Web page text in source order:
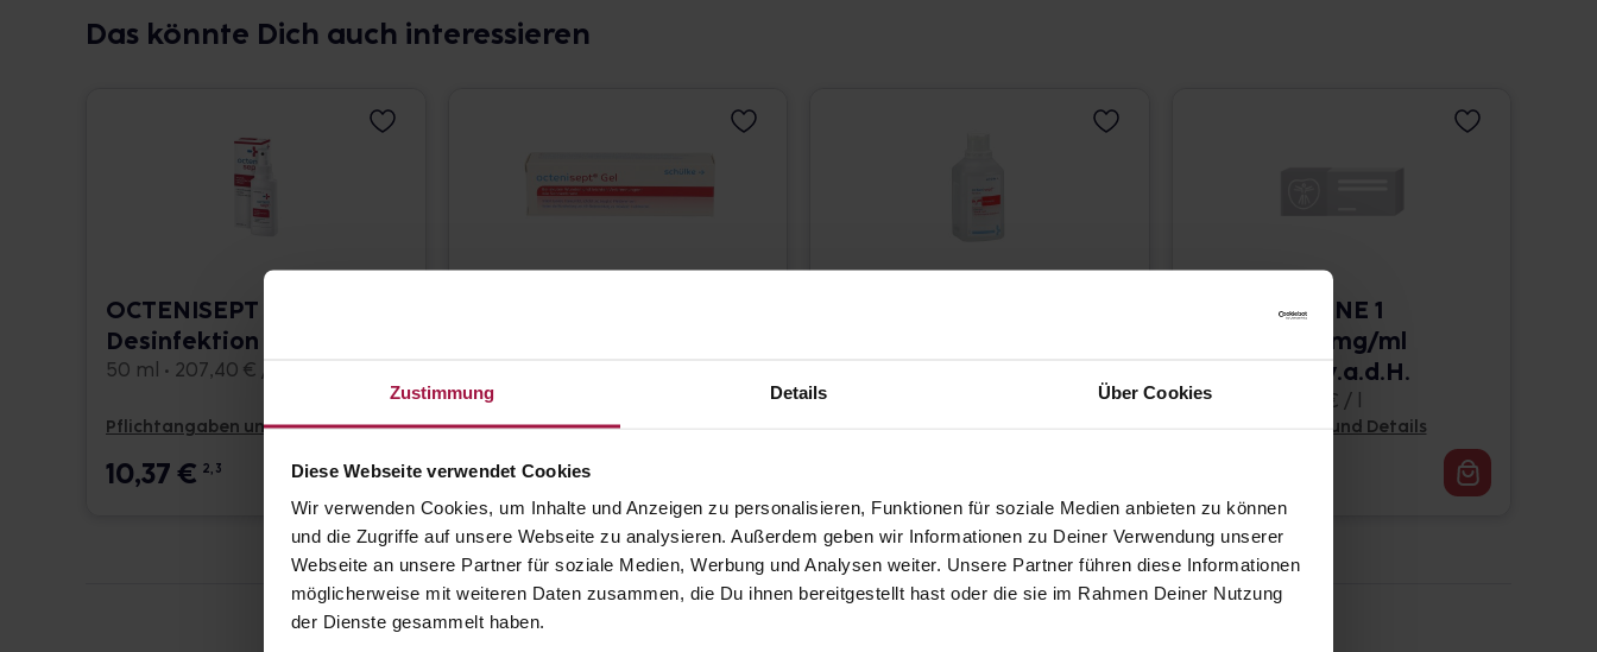
Zustimmung Details Über Cookies
Diese Webseite verwendet Cookies
Wir verwenden Cookies, um Inhalte und Anzeigen zu personalisieren, Funktionen für soziale Medien anbieten zu können
und die Zugriffe auf unsere Webseite zu analysieren. Außerdem geben wir Informationen zu Deiner Verwendung unserer
Webseite an unsere Partner für soziale Medien, Werbung und Analysen weiter. Unsere Partner führen diese Informationen
möglicherweise mit weiteren Daten zusammen, die Du ihnen bereitgestellt hast oder die sie im Rahmen Deiner Nutzung
der Dienste gesammelt haben.
Das könnte Dich auch interessieren
OCTENISEPT Wund-
Desinfektion Lösung
50 ml • 207,40 € / l
Pflichtangaben und Details
10,37€ 2, 3
Pflichtangaben und Details
8,42€ 2, 3
BETAISOCTINE 1
mg/ml + 20 mg/ml
Spray z.Anw.a.d.H.
50 ml • 189,00 € / l
Pflichtangaben und Details